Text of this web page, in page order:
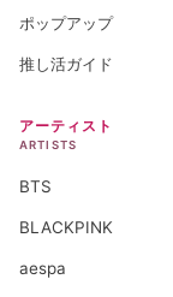
ポップアップ
推し活ガイド
アーティスト
ARTISTS
BTS
BLACKPINK
aespa